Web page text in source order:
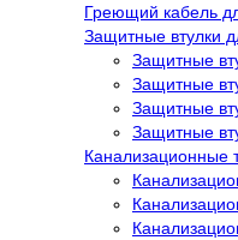
Греющий кабель
Защитные втулки
Защитные
Защитные
Защитные
Защитные
Канализационные